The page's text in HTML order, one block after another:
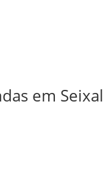
em Seixal